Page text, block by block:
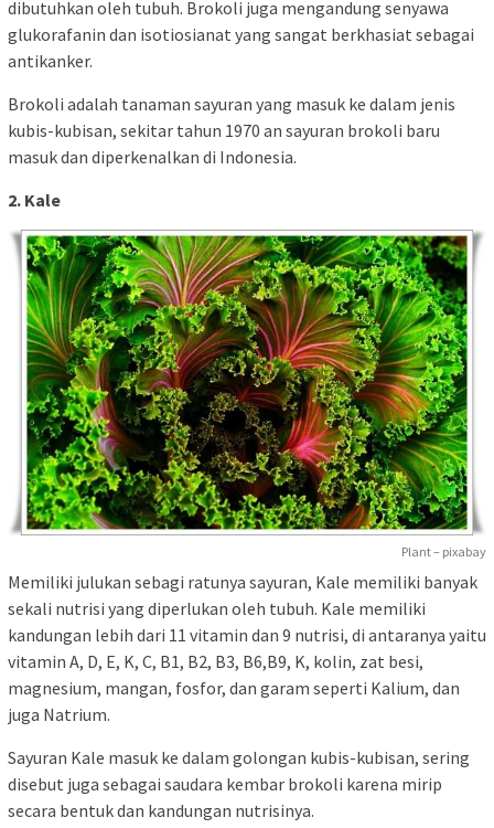
dibutuhkan oleh tubuh. Brokoli juga mengandung senyawa
glukorafanin dan isotiosianat yang sangat berkhasiat sebagai
antikanker.
Brokoli adalah tanaman sayuran yang masuk ke dalam jenis
kubis-kubisan, sekitar tahun 1970 an sayuran brokoli baru
masuk dan diperkenalkan di Indonesia.
2. Kale
Plant – pixabay
Memiliki julukan sebagi ratunya sayuran, Kale memiliki banyak
sekali nutrisi yang diperlukan oleh tubuh. Kale memiliki
kandungan lebih dari 11 vitamin dan 9 nutrisi, di antaranya yaitu
vitamin A, D, E, K, C, B1, B2, B3, B6,B9, K, kolin, zat besi,
magnesium, mangan, fosfor, dan garam seperti Kalium, dan
juga Natrium.
Sayuran Kale masuk ke dalam golongan kubis-kubisan, sering
disebut juga sebagai saudara kembar brokoli karena mirip
secara bentuk dan kandungan nutrisinya.